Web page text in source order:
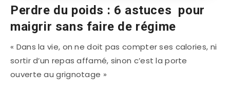
Perdre du poids : 6 astuces pour
maigrir sans faire de régime
« Dans la vie, on ne doit pas compter ses calories, ni
sortir d’un repas affamé, sinon c’est la porte
ouverte au grignotage »